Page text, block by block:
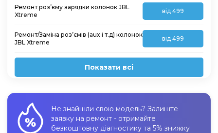
Ремонт роз’єму зарядки колонок JBL
Xtreme
від 499
Ремонт/Заміна роз’ємів (aux і т.д) колонок
JBL Xtreme
від 499
Показати всі
Не знайшли свою модель? Залиште
заявку на ремонт - отримайте
безкоштовну діагностику та 5% знижку